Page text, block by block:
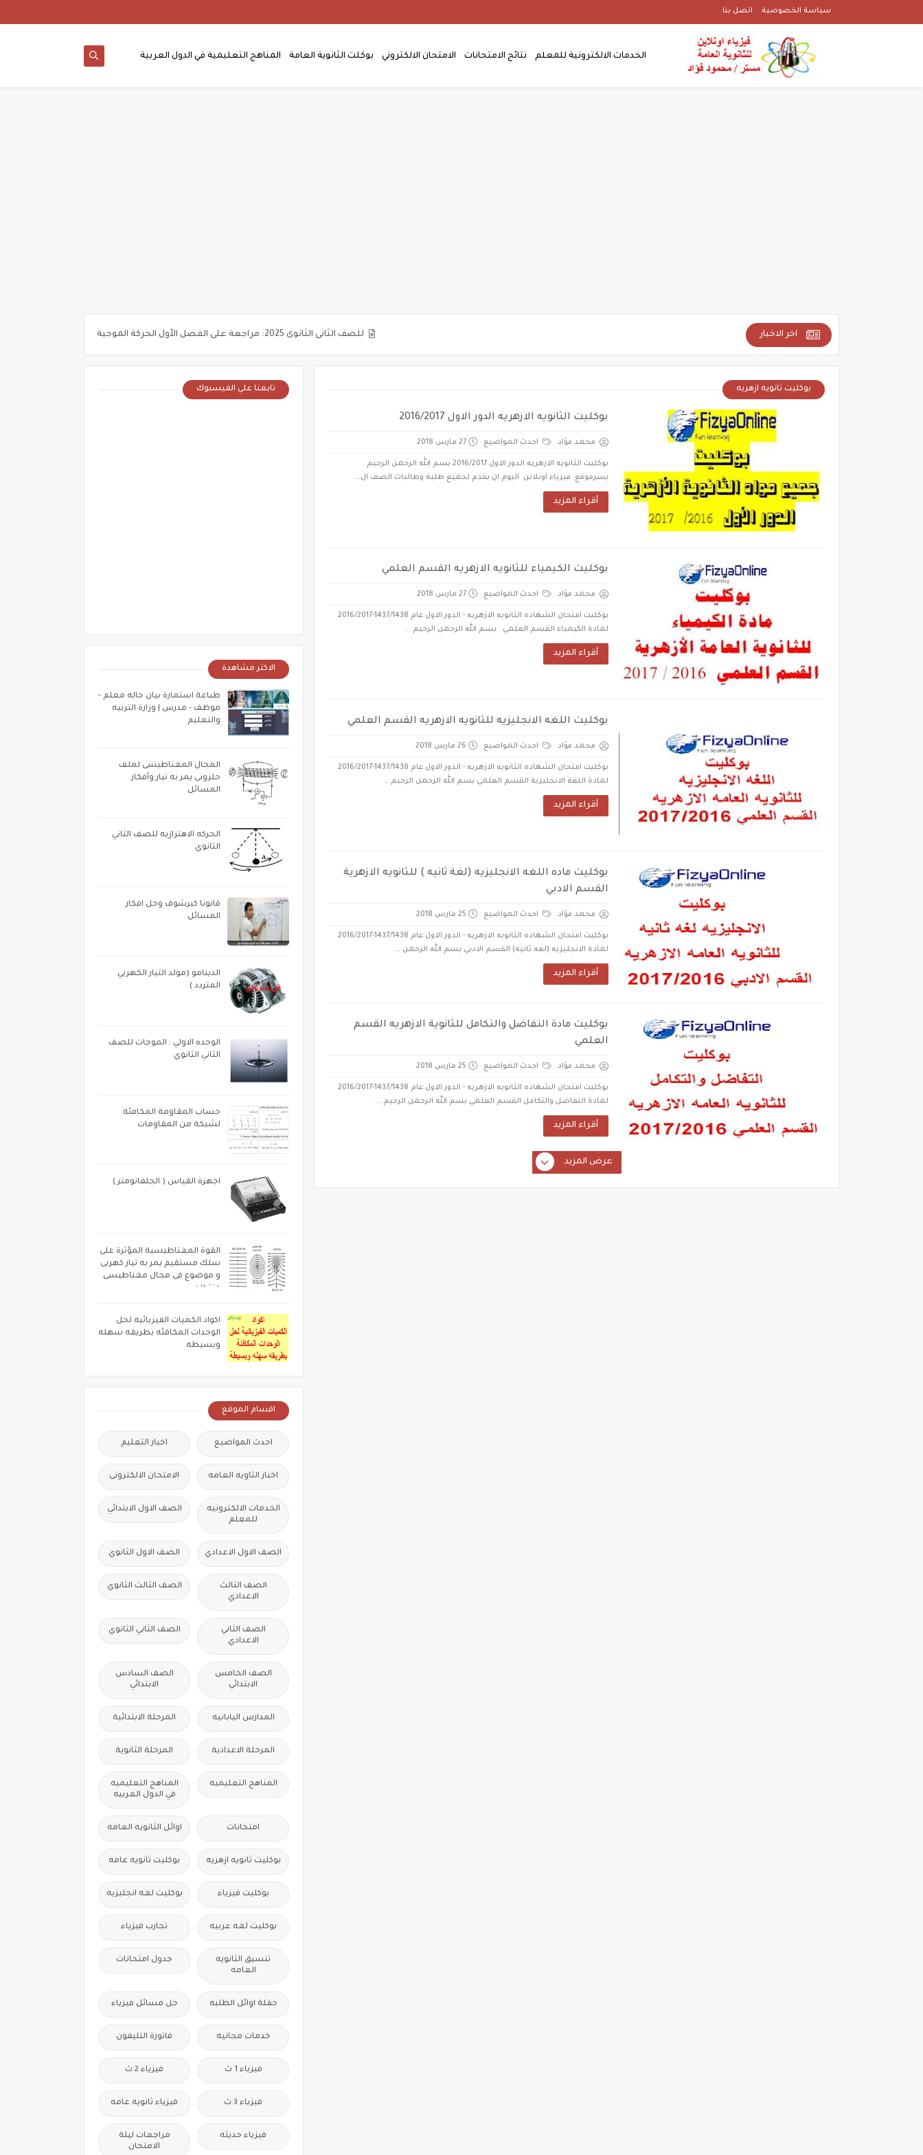
سياسة الخصوصية اتصل بنا
الخدمات الالكترونية للمعلم نتائج الامتحانات الامتحان الالكتروني بوكلت الثانوية العامة المناهج التعليمية في الدول العربية
اخر الاخبار للصف الثانى الثانوى 2025: مراجعة على الفصل الأول الحركة الموجية الصف الثالث الثانوى 2025: حل أسئلة على توصيل المقاومات (جزء 4 من 4 )
بوكليت ثانويه ازهريه
بوكليت الثانويه الازهريه الدور الاول 2016/2017
محمد فؤاد احدث المواضيع 27 مارس 2018
بوكليت الثانويه الازهريه الدور الاول 2016/2017 بسم الله الرحمن الرحيم
يسرموقع فيزياء اونلاين اليوم ان يقدم لجميع طلبة وطالبات الصف ال...
أقراء المزيد
بوكليت الكيمياء للثانويه الازهريه القسم العلمي
محمد فؤاد احدث المواضيع 27 مارس 2018
لمادة الكيمياء القسم العلمي بسم الله الرحمن الرحيم ...
أقراء المزيد
بوكليت اللغه الانجليزيه للثانويه الازهريه القسم العلمي
محمد فؤاد احدث المواضيع 26 مارس 2018
بوكليت امتحان الشهاده الثانويه الازهريه - الدور الاول عام 1437/1438-2016/2017
لمادة اللغة الانجليزية القسم العلمي بسم الله الرحمن الرحيم...
أقراء المزيد
بوكليت ماده اللغه الانجليزيه (لغة ثانيه ) للثانويه الازهرية
القسم الادبي
محمد فؤاد احدث المواضيع 25 مارس 2018
بوكليت امتحان الشهاده الثانويه الازهريه - الدور الاول عام 1437/1438-2016/2017
لمادة الانجليزيه (لغه ثانيه) القسم الادبي بسم الله الرحمن ...
أقراء المزيد
بوكليت مادة التفاضل والتكامل للثانوية الازهريه القسم
العلمي
محمد فؤاد احدث المواضيع 25 مارس 2018
بوكليت امتحان الشهاده الثانويه الازهريه - الدور الاول عام 1437/1438-2016/2017
لمادة التفاضل والتكامل القسم العلمي بسم الله الرحمن الرحيم ...
أقراء المزيد
عرض المزيد
تابعنا علي الفيسبوك
الاكثر مشاهدة
طباعة استمارة بيان حاله معلم -
موظف - مدرس | وزارة التربيه
والتعليم
المجال المغناطيسى لملف
حلزونى يمر به تيار وأفكار
المسائل
الحركه الاهتزازيه للصف الثاني
الثانوي
قانونا كيرشوف وحل افكار
المسائل
الدينامو (مولد التيار الكهربي
المتردد )
الوحده الاولي : الموجات للصف
الثاني الثانوي
حساب المقاومة المكافئة
لشبكة من المقاومات
اجهزة القياس ( الجلفانومتر )
القوة المغناطيسية المؤثرة على
سلك مستقيم يمر به تيار كهربى
و موضوع فى مجال مغناطيسى
منتظم
اكواد الكميات الفيزيائيه لحل
الوحدات المكافئه بطريقه سهله
وبسيطه
اقسام الموقع
احدث المواضيع اخبار التعليم
اخبار الثاويه العامه الامتحان الالكترونى
الخدمات الالكترونيه
للمعلم
الصف الاول الابتدائي
الصف الاول الاعدادي الصف الاول الثانوي
الصف الثالث
الاعدادي
الصف الثالث الثانوي
الصف الثاني
الاعدادي
الصف الثاني الثانوي
الصف الخامس
الابتدائي
الصف السادس
الابتدائي
المدارس اليابانيه المرحلة الابتدائية
المرحلة الاعدادية المرحلة الثانوية
المناهج التعليميه
المناهج التعليميه
في الدول العربيه
امتحانات اوائل الثانويه العامه
بوكليت ثانويه ازهريه بوكليت ثانويه عامه
بوكليت فيزياء بوكليت لغه انجليزيه
بوكليت لغه عربيه تجارب فيزياء
تنسيق الثانويه
العامه
جدول امتحانات
حفلة اوائل الطلبه حل مسائل فيزياء
خدمات مجانيه فاتورة التليفون
فيزياء 1 ث فيزياء 2 ث
فيزياء 3 ث فيزياء ثانويه عامه
فيزياء حديثه
مراجعات ليلة
الامتحان